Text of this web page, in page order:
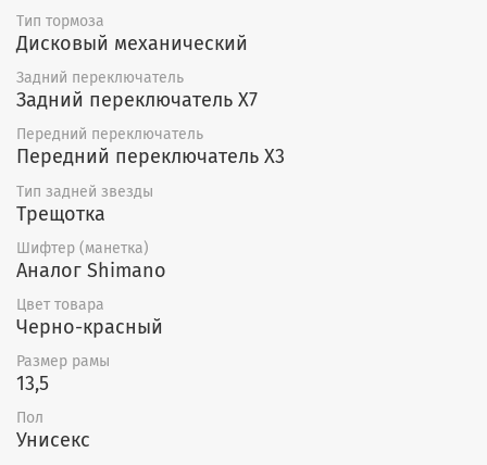
Тип тормоза
Дисковый механический
Задний переключатель
Задний переключатель X7
Передний переключатель
Передний переключатель X3
Тип задней звезды
Трещотка
Шифтер (манетка)
Аналог Shimano
Цвет товара
Черно-красный
Размер рамы
13,5
Пол
Унисекс